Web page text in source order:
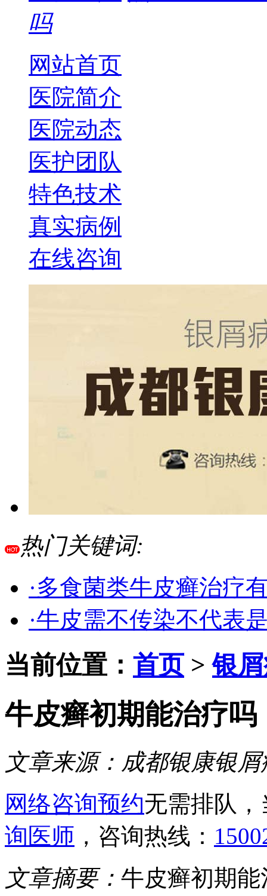
吗
网站首页
医院简介
医院动态
医护团队
特色技术
真实病例
在线咨询
热门关键词:
·多食菌类牛皮癣治疗
·牛皮需不传染不代表
当前位置： 首页>银
牛皮癣初期能治疗吗
文章来源： 成都银康银
网络咨询预约无需排队
询医师 ，咨询热线：
文章摘要： 牛皮癣初期